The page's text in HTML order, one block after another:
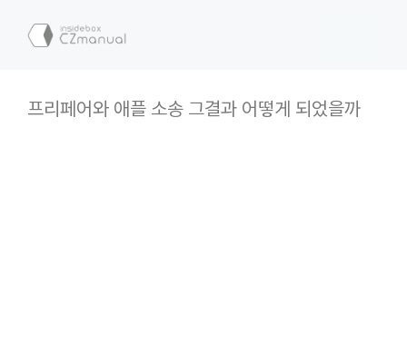
프리페어와 애플 소송 그결과 어떻게 되었을까